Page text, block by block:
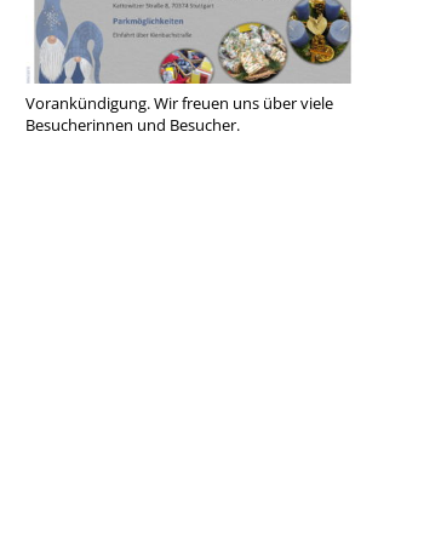
Vorankündigung. Wir freuen uns über viele
Besucherinnen und Besucher.